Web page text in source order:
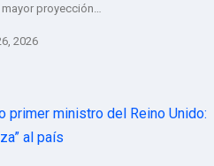
proyección…
2026